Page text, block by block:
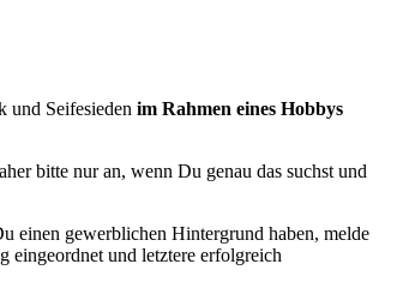
und Seifesieden im Rahmen eines Hobbys
bitte nur an, wenn Du genau das suchst und
einen gewerblichen Hintergrund haben, melde
eingeordnet und letztere erfolgreich